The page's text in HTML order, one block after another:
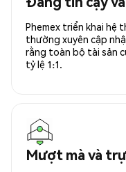
Phemex triển khai hệ
thường xuyên cập
rằng toàn bộ tài sản
tỷ lệ 1:1.
Mượt mà và